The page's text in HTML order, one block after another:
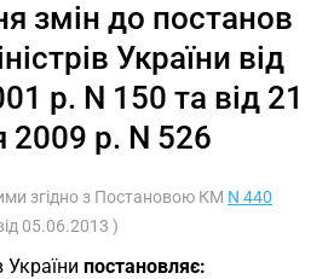
змін до постанов
України від
р. N 150 та від 21
2009 р. N 526
згідно з Постановою КМ N 440
05.06.2013 )
України постановляє: